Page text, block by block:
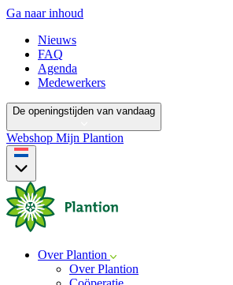
Ga naar inhoud
Nieuws
FAQ
Agenda
Medewerkers
De openingstijden van vandaag
Webshop Mijn Plantion
Over Plantion
Over Plantion